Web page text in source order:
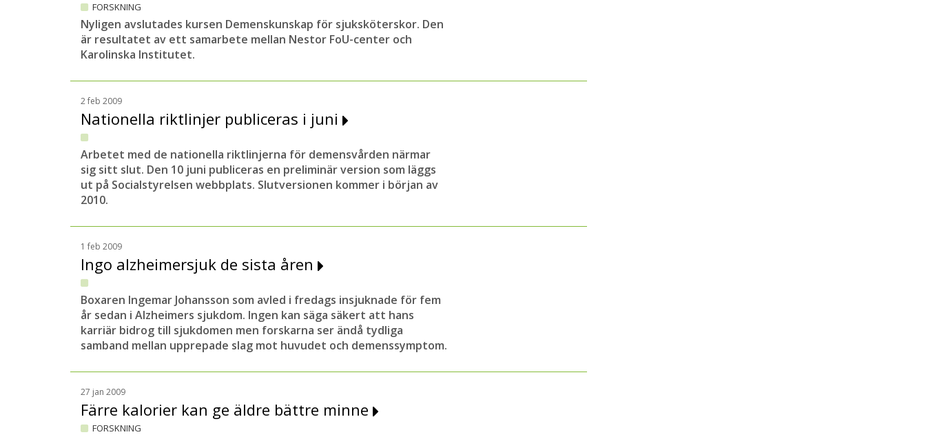
FORSKNING
Nyligen avslutades kursen Demenskunskap för sjuksköterskor. Den
är resultatet av ett samarbete mellan Nestor FoU-center och
Karolinska Institutet.
2 feb 2009
Nationella riktlinjer publiceras i juni
Arbetet med de nationella riktlinjerna för demensvården närmar
sig sitt slut. Den 10 juni publiceras en preliminär version som läggs
ut på Socialstyrelsen webbplats. Slutversionen kommer i början av
2010.
1 feb 2009
Ingo alzheimersjuk de sista åren
Boxaren Ingemar Johansson som avled i fredags insjuknade för fem
år sedan i Alzheimers sjukdom. Ingen kan säga säkert att hans
karriär bidrog till sjukdomen men forskarna ser ändå tydliga
samband mellan upprepade slag mot huvudet och demenssymptom.
27 jan 2009
Färre kalorier kan ge äldre bättre minne
FORSKNING